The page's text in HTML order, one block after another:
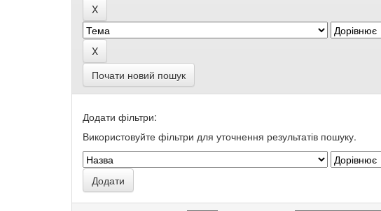
Почати новий пошук
Додати фільтри:
Використовуйте фільтри для уточнення результатів пошуку.